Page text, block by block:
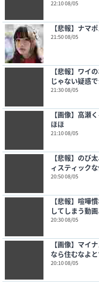
22:10 08/05
【悲報】ナマ
21:50 08/05
【悲報】ワイ
じゃない疑惑
21:30 08/05
【画像】高瀬
ほほ
21:10 08/05
【悲報】のび
ィスティック
20:50 08/05
【悲報】喧嘩
してしまう動
20:30 08/05
【画像】マイ
なら住むなよ
20:10 08/05